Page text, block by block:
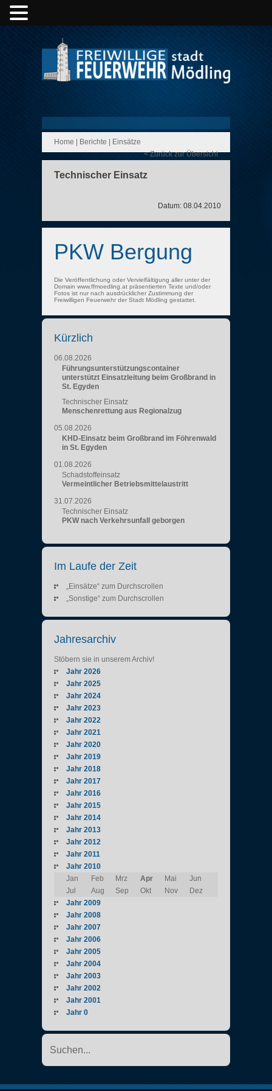
Home Berichte
Einsätze
< Zurück zur Übersicht
Technischer Einsatz
Datum: 08.04.2010
PKW Bergung
Die Veröffentlichung oder Vervielfältigung aller unter der
Domain www.ffmoedling.at präsentierten Texte und/oder
Fotos ist nur nach ausdrücklicher Zustimmung der
Freiwilligen Feuerwehr der Stadt Mödling gestattet.
Kürzlich
06.08.2026
Führungsunterstützungscontainer
unterstützt Einsatzleitung beim Großbrand in
St. Egyden
Technischer Einsatz
Menschenrettung aus Regionalzug
05.08.2026
KHD-Einsatz beim Großbrand im Föhrenwald
in St. Egyden
01.08.2026
Schadstoffeinsatz
Vermeintlicher Betriebsmittelaustritt
31.07.2026
Technischer Einsatz
PKW nach Verkehrsunfall geborgen
Im Laufe der Zeit
„Einsätze“ zum Durchscrollen
„Sonstige“ zum Durchscrollen
Jahresarchiv
Stöbern sie in unserem Archiv!
Jahr 2026
Jahr 2025
Jahr 2024
Jahr 2023
Jahr 2022
Jahr 2021
Jahr 2020
Jahr 2019
Jahr 2018
Jahr 2017
Jahr 2016
Jahr 2015
Jahr 2014
Jahr 2013
Jahr 2012
Jahr 2011
Jahr 2010
Jan
Feb Mrz Apr Mai
Jun
Jul
Aug Sep Okt Nov
Dez
Jahr 2009
Jahr 2008
Jahr 2007
Jahr 2006
Jahr 2005
Jahr 2004
Jahr 2003
Jahr 2002
Jahr 2001
Jahr 0